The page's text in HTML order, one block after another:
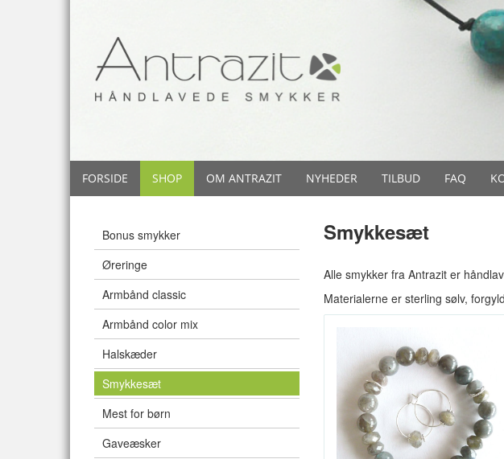
FORSIDE SHOP OM ANTRAZIT NYHEDER TILBUD FAQ
Bonus smykker
Øreringe
Armbånd classic
Armbånd color mix
Halskæder
Smykkesæt
Mest for børn
Gaveæsker
Smykkesæt
Alle smykker fra Antrazit er
Materialerne er sterling sølv,